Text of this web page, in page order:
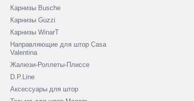
Карнизы Busche
Карнизы Guzzi
Карнизы WinarT
Направляющие для штор Casa
Valentina
Жалюзи-Роллеты-Плиссе
D.P.Line
Аксессуары для штор